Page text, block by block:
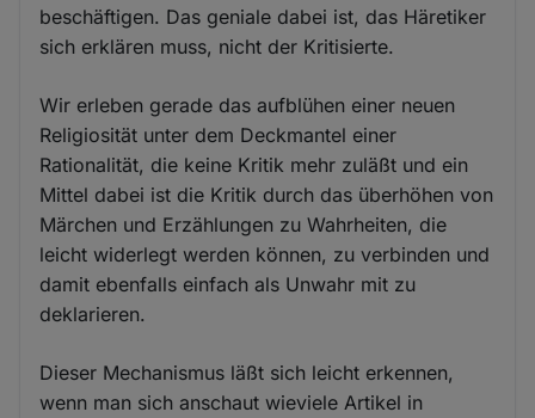
beschäftigen. Das geniale dabei ist, das Häretiker
sich erklären muss, nicht der Kritisierte.
Wir erleben gerade das aufblühen einer neuen
Religiosität unter dem Deckmantel einer
Rationalität, die keine Kritik mehr zuläßt und ein
Mittel dabei ist die Kritik durch das überhöhen von
Märchen und Erzählungen zu Wahrheiten, die
leicht widerlegt werden können, zu verbinden und
damit ebenfalls einfach als Unwahr mit zu
deklarieren.
Dieser Mechanismus läßt sich leicht erkennen,
wenn man sich anschaut wieviele Artikel in